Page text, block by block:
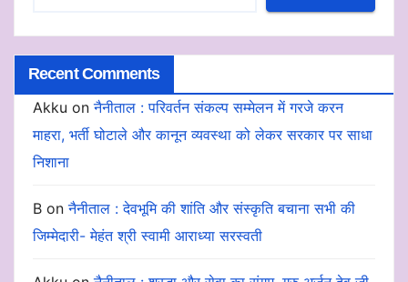
Recent Comments
Akku onनैनीताल : परिवर्तन संकल्प सम्मेलन में गरजे करन
माहरा, भर्ती घोटाले और कानून व्यवस्था को लेकर सरकार पर साधा
निशाना
B onनैनीताल : देवभूमि की शांति और संस्कृति बचाना सभी की
जिम्मेदारी- मेहंत श्री स्वामी आराध्या सरस्वती